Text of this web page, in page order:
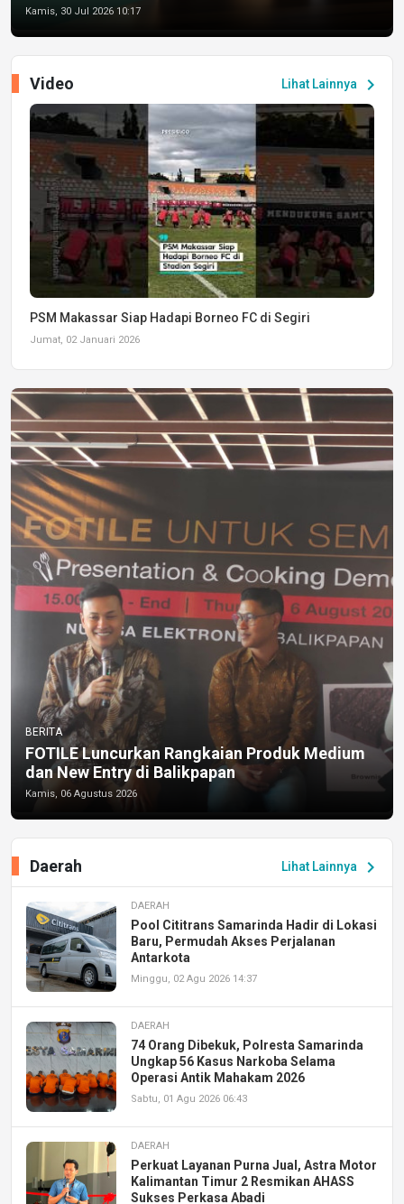
Kamis, 30 Jul 2026 10:17
Lihat Lainnya chevron_right
Video
PSM Makassar Siap Hadapi Borneo FC di Segiri
Jumat, 02 Januari 2026
BERITA
FOTILE Luncurkan Rangkaian Produk Medium
dan New Entry di Balikpapan
Kamis, 06 Agustus 2026
Lihat Lainnya chevron_right
Daerah
DAERAH
Pool Cititrans Samarinda Hadir di Lokasi
Baru, Permudah Akses Perjalanan
Antarkota
Minggu, 02 Agu 2026 14:37
DAERAH
74 Orang Dibekuk, Polresta Samarinda
Ungkap 56 Kasus Narkoba Selama
Operasi Antik Mahakam 2026
Sabtu, 01 Agu 2026 06:43
DAERAH
Perkuat Layanan Purna Jual, Astra Motor
Kalimantan Timur 2 Resmikan AHASS
Sukses Perkasa Abadi